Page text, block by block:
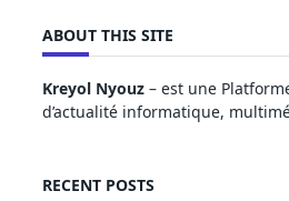
ABOUT THIS SITE
Kreyol Nyouz – est une
d’actualité informatique,
RECENT POSTS